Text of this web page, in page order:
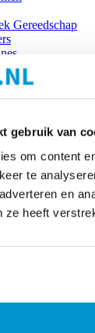
gebruik van
om content
te
en
ze heeft
Gereedschap